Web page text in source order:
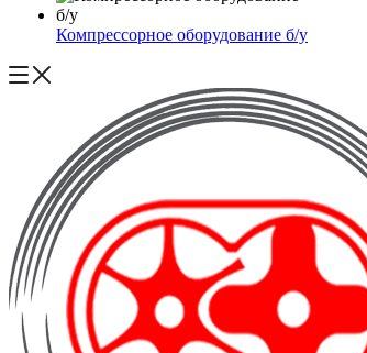
Компрессорное оборудование б/у